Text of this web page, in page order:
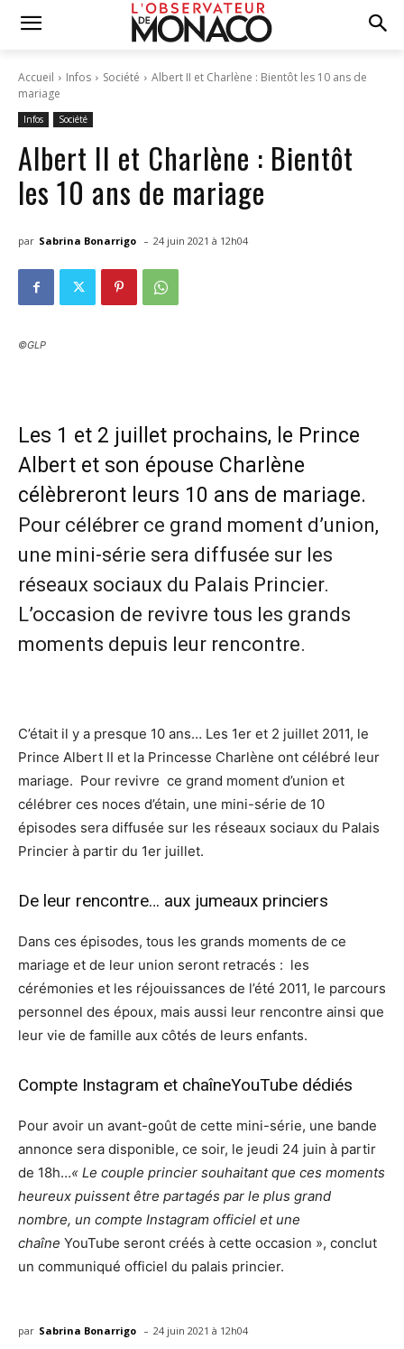
Accueil Infos Société
Albert II et Charlène : Bientôt les 10 ans de
mariage
Infos Société
Albert II et Charlène : Bientôt
les 10 ans de mariage
par Sabrina Bonarrigo - 24 juin 2021 à 12h04
©GLP
Les 1 et 2 juillet prochains, le Prince
Albert et son épouse Charlène
célèbreront leurs 10 ans de mariage.
Pour célébrer ce grand moment d’union,
une mini-série sera diffusée sur les
réseaux sociaux du Palais Princier.
L’occasion de revivre tous les grands
moments depuis leur rencontre.
C’était il y a presque 10 ans… Les 1er et 2 juillet 2011, le
Prince Albert II et la Princesse Charlène ont célébré leur
mariage. Pour revivre ce grand moment d’union et
célébrer ces noces d’étain, une mini-série de 10
épisodes sera diffusée sur les réseaux sociaux du Palais
Princier à partir du 1er juillet.
De leur rencontre… aux jumeaux princiers
Dans ces épisodes, tous les grands moments de ce
mariage et de leur union seront retracés : les
cérémonies et les réjouissances de l’été 2011, le parcours
personnel des époux, mais aussi leur rencontre ainsi que
leur vie de famille aux côtés de leurs enfants.
Compte Instagram et chaîneYouTube dédiés
Pour avoir un avant-goût de cette mini-série, une bande
annonce sera disponible, ce soir, le jeudi 24 juin à partir
de 18h…« Le couple princier souhaitant que ces moments
heureux puissent être partagés par le plus grand
nombre, un compte Instagram officiel et une
chaîne YouTube seront créés à cette occasion », conclut
un communiqué officiel du palais princier.
par Sabrina Bonarrigo - 24 juin 2021 à 12h04